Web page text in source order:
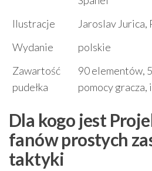
Ilustracje
Jaroslav
Wydanie
polskie
Zawartość
pudełka
90 elementów,
pomocy gracza,
Dla kogo jest
fanów prostych
taktyki